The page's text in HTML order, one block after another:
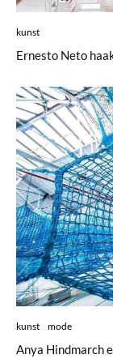
kunst
Ernesto Neto
kunst mode
Anya Hindmarch